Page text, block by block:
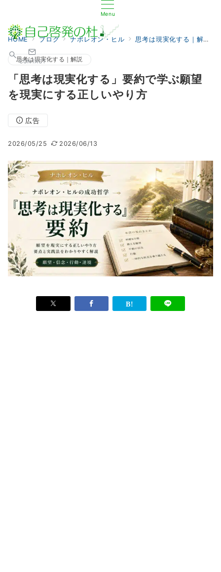
Menu
CONTACT
HOME ブログ ナポレオン・ヒル 思考は現実化する｜解説
思考は現実化する｜解説
「思考は現実化する」要約で学ぶ願望
を現実にする正しいやり方
広告
2026/05/25 2026/06/13